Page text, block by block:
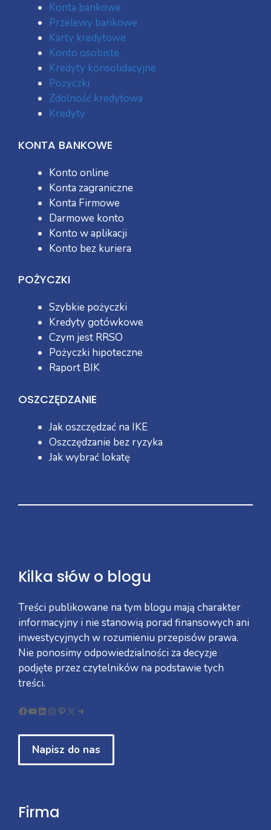
Konta bankowe
Przelewy bankowe
Karty kredytowe
Konto osobiste
Kredyty konsolidacyjne
Pożyczki
Zdolność kredytowa
Kredyty
KONTA BANKOWE
Konto online
Konta zagraniczne
Konta Firmowe
Darmowe konto
Konto w aplikacji
Konto bez kuriera
POŻYCZKI
Szybkie pożyczki
Kredyty gotówkowe
Czym jest RRSO
Pożyczki hipoteczne
Raport BIK
OSZCZĘDZANIE
Jak oszczędzać na IKE
Oszczędzanie bez ryzyka
Jak wybrać lokatę
Kilka słów o blogu
Treści publikowane na tym blogu mają charakter
informacyjny i nie stanowią porad finansowych ani
inwestycyjnych w rozumieniu przepisów prawa.
Nie ponosimy odpowiedzialności za decyzje
podjęte przez czytelników na podstawie tych
treści.
Facebook
YouTube
LinkedIn
Instagram
Pinterest
X Telegram
Napisz do nas
Firma